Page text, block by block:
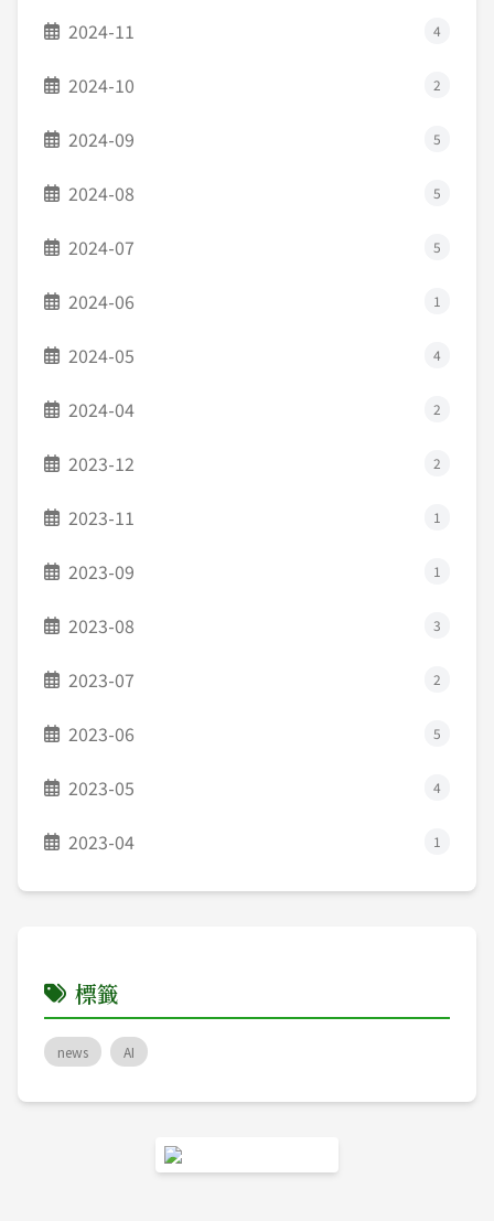
2024-11 4
2024-10 2
2024-09 5
2024-08 5
2024-07 5
2024-06 1
2024-05 4
2024-04 2
2023-12 2
2023-11 1
2023-09 1
2023-08 3
2023-07 2
2023-06 5
2023-05 4
2023-04 1
標籤
news AI